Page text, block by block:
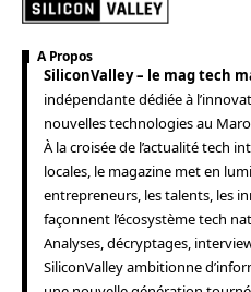
A Propos
SiliconValley – le mag tech
indépendante dédiée à
nouvelles technologies au
À la croisée de l’actualité tech
locales, le magazine met en
entrepreneurs, les talents, les
façonnent l’écosystème tech
Analyses, décryptages,
SiliconValley ambitionne